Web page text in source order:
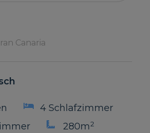
Canaria
4 Schlafzimmer
280m2